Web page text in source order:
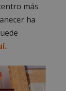
más
ha